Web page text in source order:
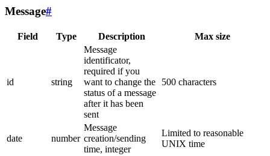
Message#
Field Type Description Max size
id string
Message
identificator,
required if you
want to change the
status of a message
after it has been
sent
500 characters
date number
Message
creation/sending
time, integer
Limited to reasonable
UNIX time